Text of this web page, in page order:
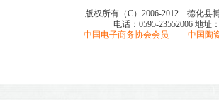
版权所有（C）2006-2012 德化县
电话：0595-23552006 地址
中国电子商务协会会员 中国陶